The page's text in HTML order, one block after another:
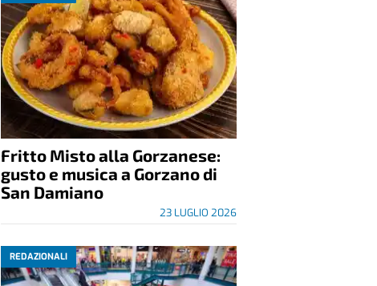
Fritto Misto alla Gorzanese:
gusto e musica a Gorzano di
San Damiano
23 LUGLIO 2026
REDAZIONALI